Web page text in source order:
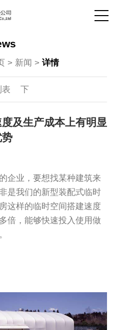
> 新闻 > 详情
表 下
及生产成本上有明显
企业，要想找某种建筑来
是我们的新型装配式临时
这样的临时空间搭建速度
倍，能够快速投入使用做